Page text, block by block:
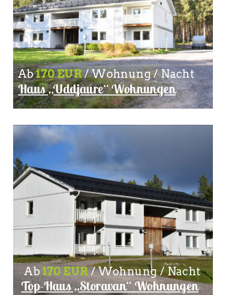
Ab170 EUR/ Wohnung / Nacht
Haus „Uddjaure“ Wohnungen
Ab170 EUR/ Wohnung / Nacht
Top-Haus „Storavan“ Wohnungen